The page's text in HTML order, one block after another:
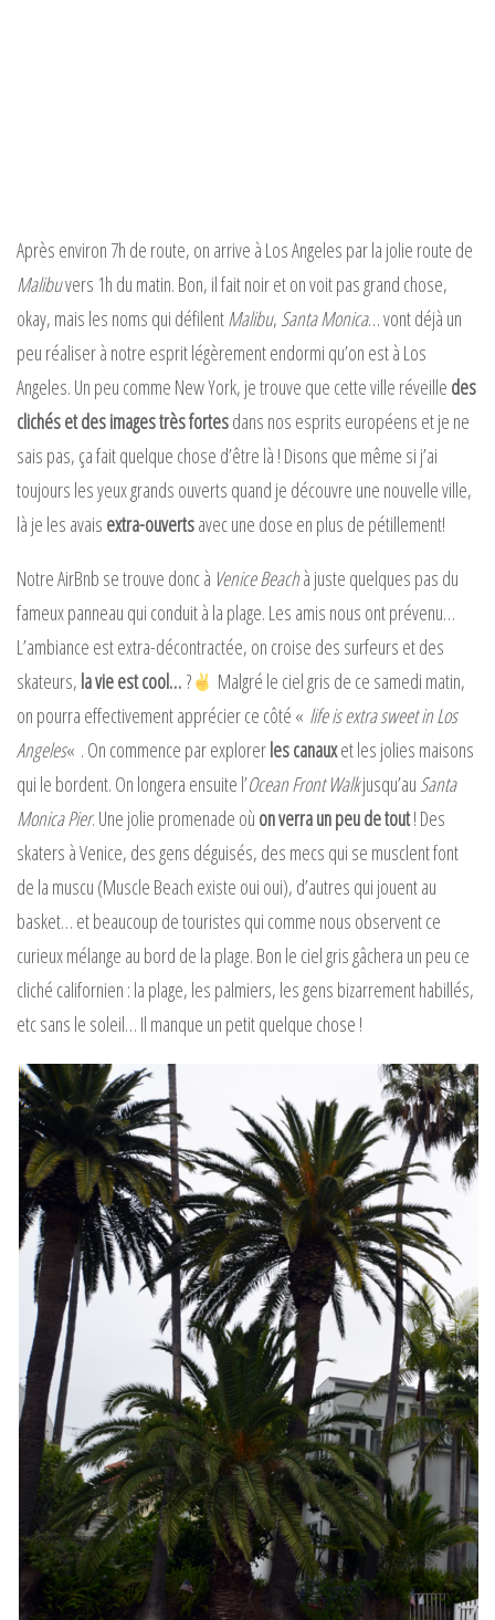
Après environ 7h de route, on arrive à Los Angeles par la jolie route de
Malibuvers 1h du matin. Bon, il fait noir et on voit pas grand chose,
okay, mais les noms qui défilentMalibu, Santa Monica… vont déjà un
peu réaliser à notre esprit légèrement endormi qu’on est à Los
Angeles. Un peu comme New York, je trouve que cette ville réveille des
clichés et des images très fortesdans nos esprits européens et je ne
sais pas, ça fait quelque chose d’être là ! Disons que même si j’ai
toujours les yeux grands ouverts quand je découvre une nouvelle ville,
là je les avais extra-ouvertsavec une dose en plus de pétillement!
Notre AirBnb se trouve donc à Venice Beachà juste quelques pas du
fameux panneau qui conduit à la plage. Les amis nous ont prévenu…
L’ambiance est extra-décontractée, on croise des surfeurs et des
skateurs, la vie est cool… ?
Malgré le ciel gris de ce samedi matin,
on pourra effectivement apprécier ce côté « life is extra sweet in Los
Angeles« . On commence par explorerles canauxet les jolies maisons
qui le bordent. On longera ensuite l’Ocean Front Walkjusqu’au Santa
Monica Pier. Une jolie promenade où on verra un peu de tout! Des
skaters à Venice, des gens déguisés, des mecs qui se musclent font
de la muscu (Muscle Beach existe oui oui), d’autres qui jouent au
basket… et beaucoup de touristes qui comme nous observent ce
curieux mélange au bord de la plage. Bon le ciel gris gâchera un peu ce
cliché californien : la plage, les palmiers, les gens bizarrement habillés,
etc sans le soleil… Il manque un petit quelque chose !